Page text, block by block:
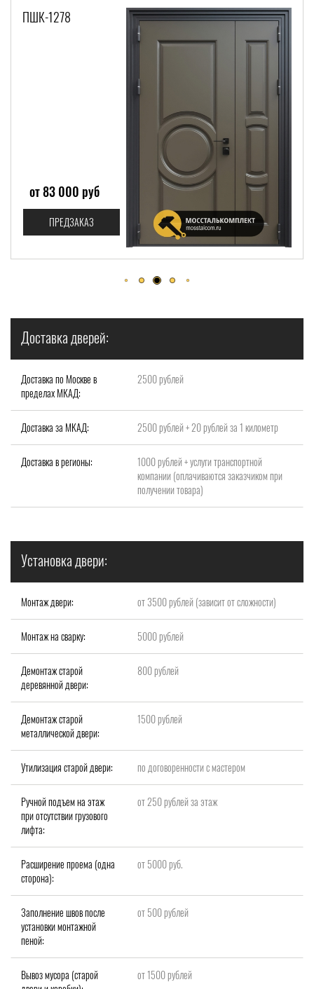
ПШК-1278
от 83 000 руб
ПРЕДЗАКАЗ
Доставка дверей:
Доставка по Москве в
пределах МКАД:
2500 рублей
Доставка за МКАД: 2500 рублей + 20 рублей за 1 километр
Доставка в регионы:
1000 рублей + услуги транспортной
компании (оплачиваются заказчиком при
получении товара)
Установка двери:
Монтаж двери: от 3500 рублей (зависит от сложности)
Монтаж на сварку: 5000 рублей
Демонтаж старой
деревянной двери:
800 рублей
Демонтаж старой
металлической двери:
1500 рублей
Утилизация старой двери: по договоренности с мастером
Ручной подъем на этаж
при отсутствии грузового
лифта:
от 250 рублей за этаж
Расширение проема (одна
сторона):
от 5000 руб.
Заполнение швов после
установки монтажной
пеной:
от 500 рублей
Вывоз мусора (старой
от 1500 рублей